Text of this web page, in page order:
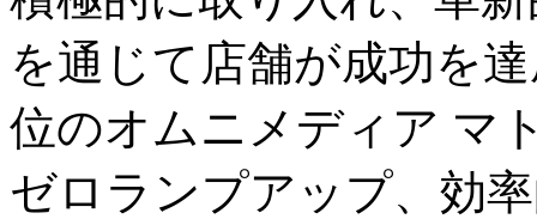
を通じて店舗が成功を
位のオムニメディア マ
ゼロランプアップ、効